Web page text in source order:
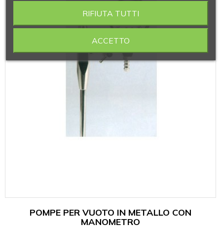
POMPE PER VUOTO IN METALLO CON
MANOMETRO
RIFIUTA TUTTI
ACCETTO